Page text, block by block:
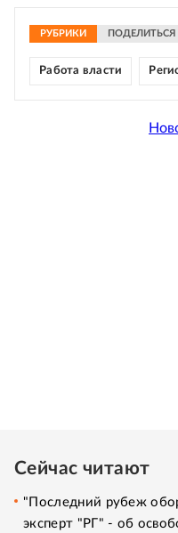
РУБРИКИ ПОДЕЛИТЬСЯ
Работа власти
Сейчас читают
"Последний рубеж
эксперт "РГ" - об